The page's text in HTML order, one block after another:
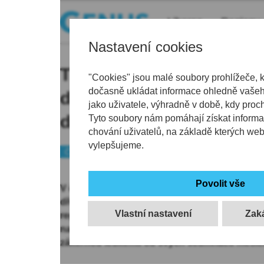
Nastavení cookies
"Cookies" jsou malé soubory prohlížeče,
dočasně ukládat informace ohledně
jako uživatele, výhradně v době, kdy
Tyto soubory nám pomáhají získat
chování uživatelů, na základě kterých
vylepšujeme.
Vlastní nastavení
Liberec Regiony
Tříletá Samantha nutně
druhou transplantaci.
darovali i policisté
Českolipsko
V českolipském knihkupectví Knihomil se
dřeně, který za podpory Farní charity Česká
registr kostní dřeně. Pracovníci charity při
naléhavý případ tříleté holčičky Samanthy z
zákeřnou leukémií od svých sedmnácti